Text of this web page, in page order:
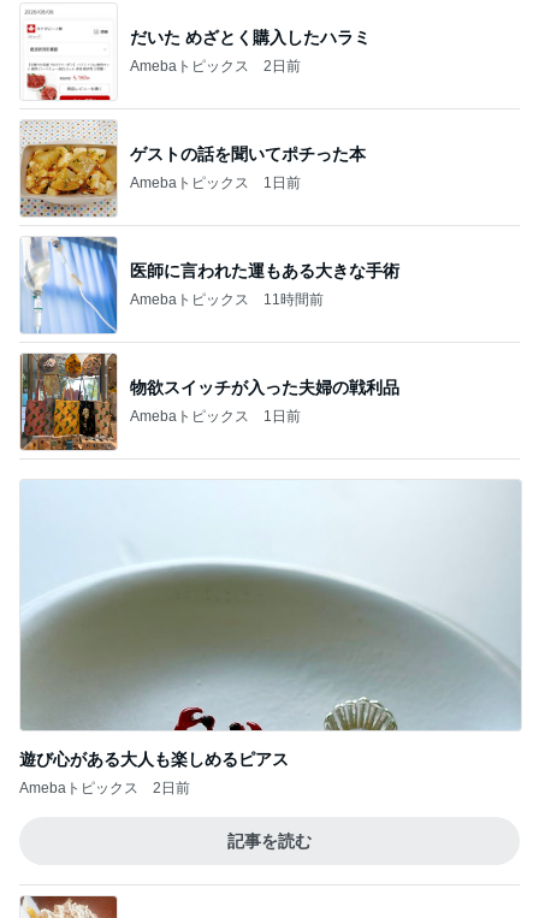
だいた めざとく購入したハラミ
Amebaトピックス 2日前
ゲストの話を聞いてポチった本
Amebaトピックス 1日前
医師に言われた運もある大きな手術
Amebaトピックス 11時間前
物欲スイッチが入った夫婦の戦利品
Amebaトピックス 1日前
遊び心がある大人も楽しめるピアス
Amebaトピックス 2日前
記事を読む